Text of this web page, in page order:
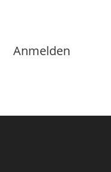
Anmelden